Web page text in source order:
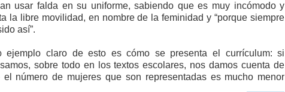
usar falda en su uniforme, sabiendo que es muy incómodo y
la libre movilidad, en nombre de la feminidad y “porque siempre
así”.
ejemplo claro de esto es cómo se presenta el currículum: si
sobre todo en los textos escolares, nos damos cuenta de
el número de mujeres que son representadas es mucho menor